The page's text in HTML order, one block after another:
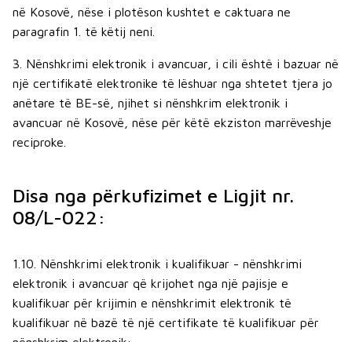
në Kosovë, nëse i plotëson kushtet e caktuara ne
paragrafin 1. të këtij neni.
3. Nënshkrimi elektronik i avancuar, i cili është i bazuar në
një certifikatë elektronike të lëshuar nga shtetet tjera jo
anëtare të BE-së, njihet si nënshkrim elektronik i
avancuar në Kosovë, nëse për këtë ekziston marrëveshje
reciproke.
Disa nga përkufizimet e Ligjit nr.
08/L-022:
1.10. Nënshkrimi elektronik i kualifikuar - nënshkrimi
elektronik i avancuar që krijohet nga një pajisje e
kualifikuar për krijimin e nënshkrimit elektronik të
kualifikuar në bazë të një certifikate të kualifikuar për